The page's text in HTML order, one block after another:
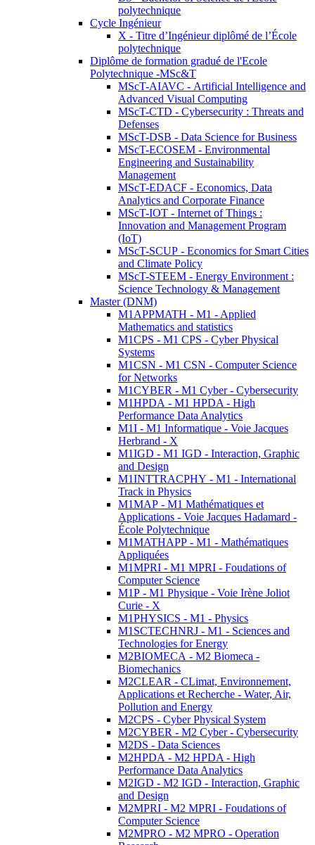
polytechnique
Cycle Ingénieur
X - Titre d’Ingénieur diplômé de l’École
polytechnique
Diplôme de formation gradué de l'Ecole
Polytechnique -MSc&T
MScT-AIAVC - Artificial Intelligence and
Advanced Visual Computing
MScT-CTD - Cybersecurity : Threats and
Defenses
MScT-DSB - Data Science for Business
MScT-ECOSEM - Environmental
Engineering and Sustainability
Management
MScT-EDACF - Economics, Data
Analytics and Corporate Finance
MScT-IOT - Internet of Things :
Innovation and Management Program
(IoT)
MScT-SCUP - Economics for Smart Cities
and Climate Policy
MScT-STEEM - Energy Environment :
Science Technology & Management
Master (DNM)
M1APPMATH - M1 - Applied
Mathematics and statistics
M1CPS - M1 CPS - Cyber Physical
Systems
M1CSN - M1 CSN - Computer Science
for Networks
M1CYBER - M1 Cyber - Cybersecurity
M1HPDA - M1 HPDA - High
Performance Data Analytics
M1I - M1 Informatique - Voie Jacques
Herbrand - X
M1IGD - M1 IGD - Interaction, Graphic
and Design
M1INTTRACPHY - M1 - International
Track in Physics
M1MAP - M1 Mathématiques et
Applications - Voie Jacques Hadamard -
École Polytechnique
M1MATHAPP - M1 - Mathématiques
Appliquées
M1MPRI - M1 MPRI - Foudations of
Computer Science
M1P - M1 Physique - Voie Irène Joliot
Curie - X
M1PHYSICS - M1 - Physics
M1SCTECHNRJ - M1 - Sciences and
Technologies for Energy
M2BIOMECA - M2 Biomeca -
Biomechanics
M2CLEAR - CLimat, Environnement,
Applications et Recherche - Water, Air,
Pollution and Energy
M2CPS - Cyber Physical System
M2CYBER - M2 Cyber - Cybersecurity
M2DS - Data Sciences
M2HPDA - M2 HPDA - High
Performance Data Analytics
M2IGD - M2 IGD - Interaction, Graphic
and Design
M2MPRI - M2 MPRI - Foudations of
Computer Science
M2MPRO - M2 MPRO - Operation